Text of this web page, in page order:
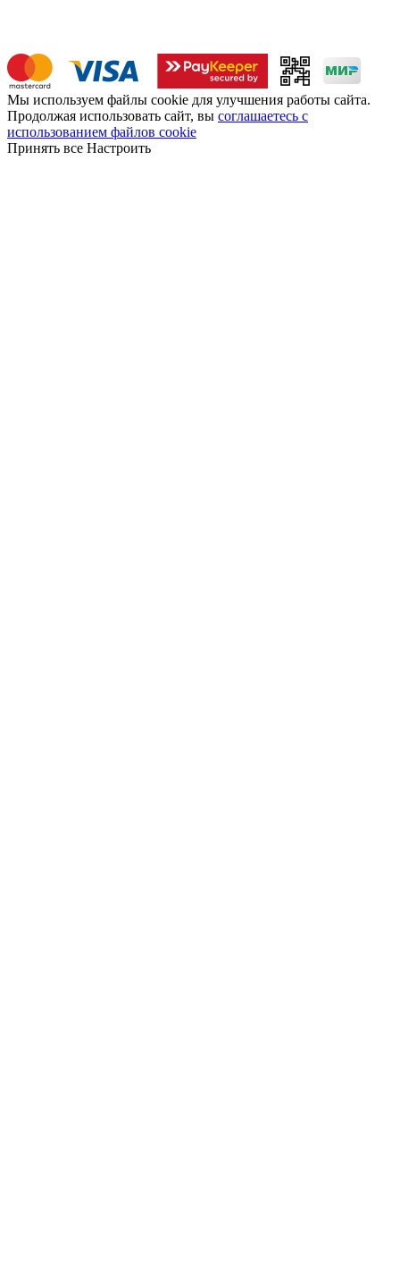
Мы используем файлы cookie для улучшения работы сайта.
Продолжая использовать сайт, вы соглашаетесь с
использованием файлов cookie
Принять все Настроить